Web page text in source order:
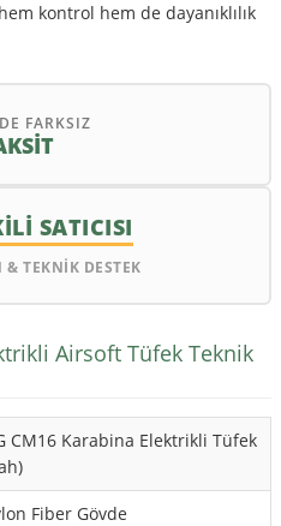
kontrol hem de dayanıklılık
FARKSIZ
SATICISI
TEKNİK DESTEK
Airsoft Tüfek Teknik
CM16 Karabina Elektrikli Tüfek
Fiber Gövde